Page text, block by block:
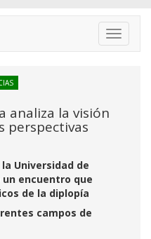
Toggle
analiza la visión
perspectivas
Universidad de
encuentro que
de la diplopía
campos de